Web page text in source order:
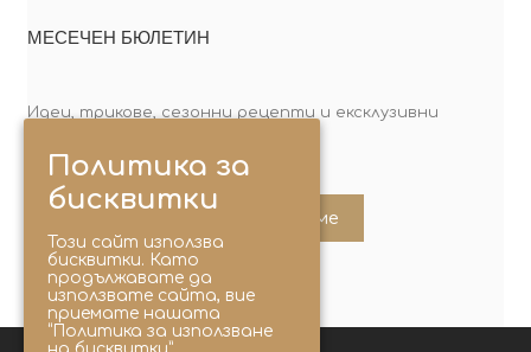
МЕСЕЧЕН БЮЛЕТИН
Идеи, трикове, сезонни рецепти и ексклузивни
Абонирайте ме
Политика за
бисквитки
Този сайт използва
бисквитки. Като
продължавате да
използвате сайта, вие
приемате нашата
“Политика за използване